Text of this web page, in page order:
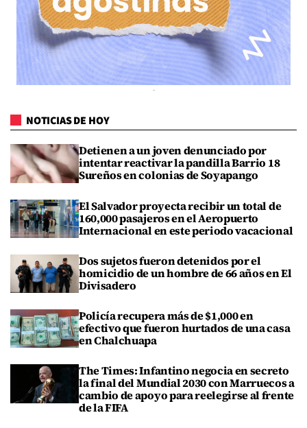
NOTICIAS DE HOY
Detienen a un joven denunciado por
intentar reactivar la pandilla Barrio 18
Sureños en colonias de Soyapango
El Salvador proyecta recibir un total de
160,000 pasajeros en el Aeropuerto
Internacional en este periodo vacacional
Dos sujetos fueron detenidos por el
homicidio de un hombre de 66 años en El
Divisadero
Policía recupera más de $1,000 en
efectivo que fueron hurtados de una casa
en Chalchuapa
The Times: Infantino negocia en secreto
la final del Mundial 2030 con Marruecos a
cambio de apoyo para reelegirse al frente
de la FIFA